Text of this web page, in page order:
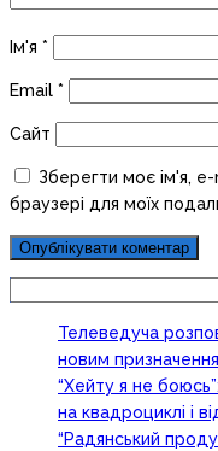
Ім'я *
Email *
Сайт
Зберегти моє ім'я,
браузері для моїх
Телеведуча
новим
“Хейту я не
на квадроциклі і
“Радянський